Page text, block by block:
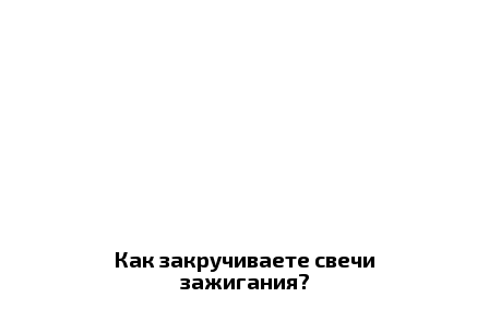
Как закручиваете свечи
зажигания?